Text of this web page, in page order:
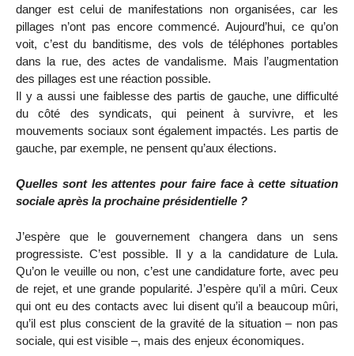
danger est celui de manifestations non organisées, car les
pillages n’ont pas encore commencé. Aujourd’hui, ce qu’on
voit, c’est du banditisme, des vols de téléphones portables
dans la rue, des actes de vandalisme. Mais l’augmentation
des pillages est une réaction possible.
Il y a aussi une faiblesse des partis de gauche, une difficulté
du côté des syndicats, qui peinent à survivre, et les
mouvements sociaux sont également impactés. Les partis de
gauche, par exemple, ne pensent qu’aux élections.
Quelles sont les attentes pour faire face à cette situation
sociale après la prochaine présidentielle ?
J’espère que le gouvernement changera dans un sens
progressiste. C’est possible. Il y a la candidature de Lula.
Qu’on le veuille ou non, c’est une candidature forte, avec peu
de rejet, et une grande popularité. J’espère qu’il a mûri. Ceux
qui ont eu des contacts avec lui disent qu’il a beaucoup mûri,
qu’il est plus conscient de la gravité de la situation – non pas
sociale, qui est visible –, mais des enjeux économiques.